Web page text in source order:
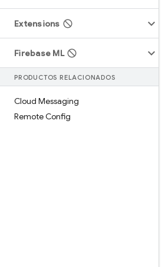
Extensions
Firebase ML
PRODUCTOS RELACIONADOS
Cloud Messaging
Remote Config